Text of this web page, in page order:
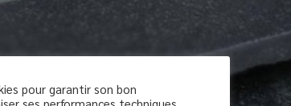
pour garantir son bon